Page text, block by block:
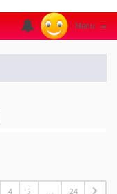
Menu ≡
4 5 … 24